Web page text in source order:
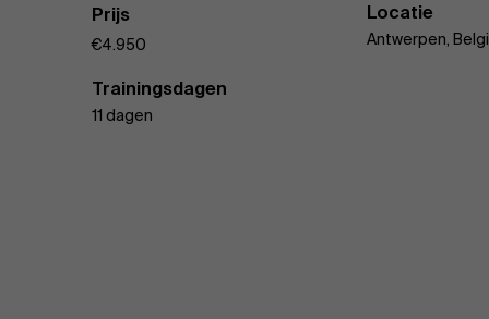
Prijs
€4.950
Locatie
Antwerpen,
Trainingsdagen
11 dagen